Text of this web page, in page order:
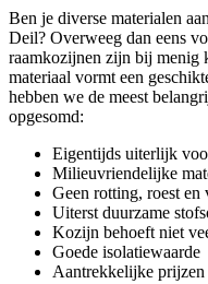
Ben je diverse materialen
Deil? Overweeg dan eens
raamkozijnen zijn bij menig
materiaal vormt een
hebben we de meest
opgesomd:
Eigentijds uiterlijk
Milieuvriendelijke
Geen rotting, roest
Uiterst duurzame
Kozijn behoeft niet
Goede isolatiewaarde
Aantrekkelijke prijzen